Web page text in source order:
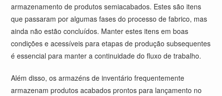
armazenamento de produtos semiacabados. Estes são itens
que passaram por algumas fases do processo de fabrico, mas
ainda não estão concluídos. Manter estes itens em boas
condições e acessíveis para etapas de produção subsequentes
é essencial para manter a continuidade do fluxo de trabalho.
Além disso, os armazéns de inventário frequentemente
armazenam produtos acabados prontos para lançamento no